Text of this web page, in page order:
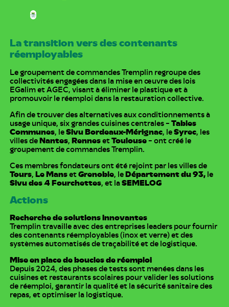
La transition vers des contenants
réemployables
Le groupement de commandes Tremplin regroupe des
collectivités engagées dans la mise en œuvre des lois
EGalim et AGEC, visant à éliminer le plastique et à
promouvoir le réemploi dans la restauration collective.
Afin de trouver des alternatives aux conditionnements à
usage unique, six grandes cuisines centrales – Tables
Communes, le Sivu Bordeaux-Mérignac, le Syrec, les
villes de Nantes, Renneset Toulouse– ont créé le
groupement de commandes Tremplin.
Ces membres fondateurs ont été rejoint par les villes de
Tours, Le Manset Grenoble, le Département du 93, le
Sivu des 4 Fourchettes, et la SEMELOG
Actions
Recherche de solutions innovantes
Tremplin travaille avec des entreprises leaders pour fournir
des contenants réemployables (inox et verre) et des
systèmes automatisés de traçabilité et de logistique.
Mise en place de boucles de réemploi
Depuis 2024, des phases de tests sont menées dans les
cuisines et restaurants scolaires pour valider les solutions
de réemploi, garantir la qualité et la sécurité sanitaire des
repas, et optimiser la logistique.